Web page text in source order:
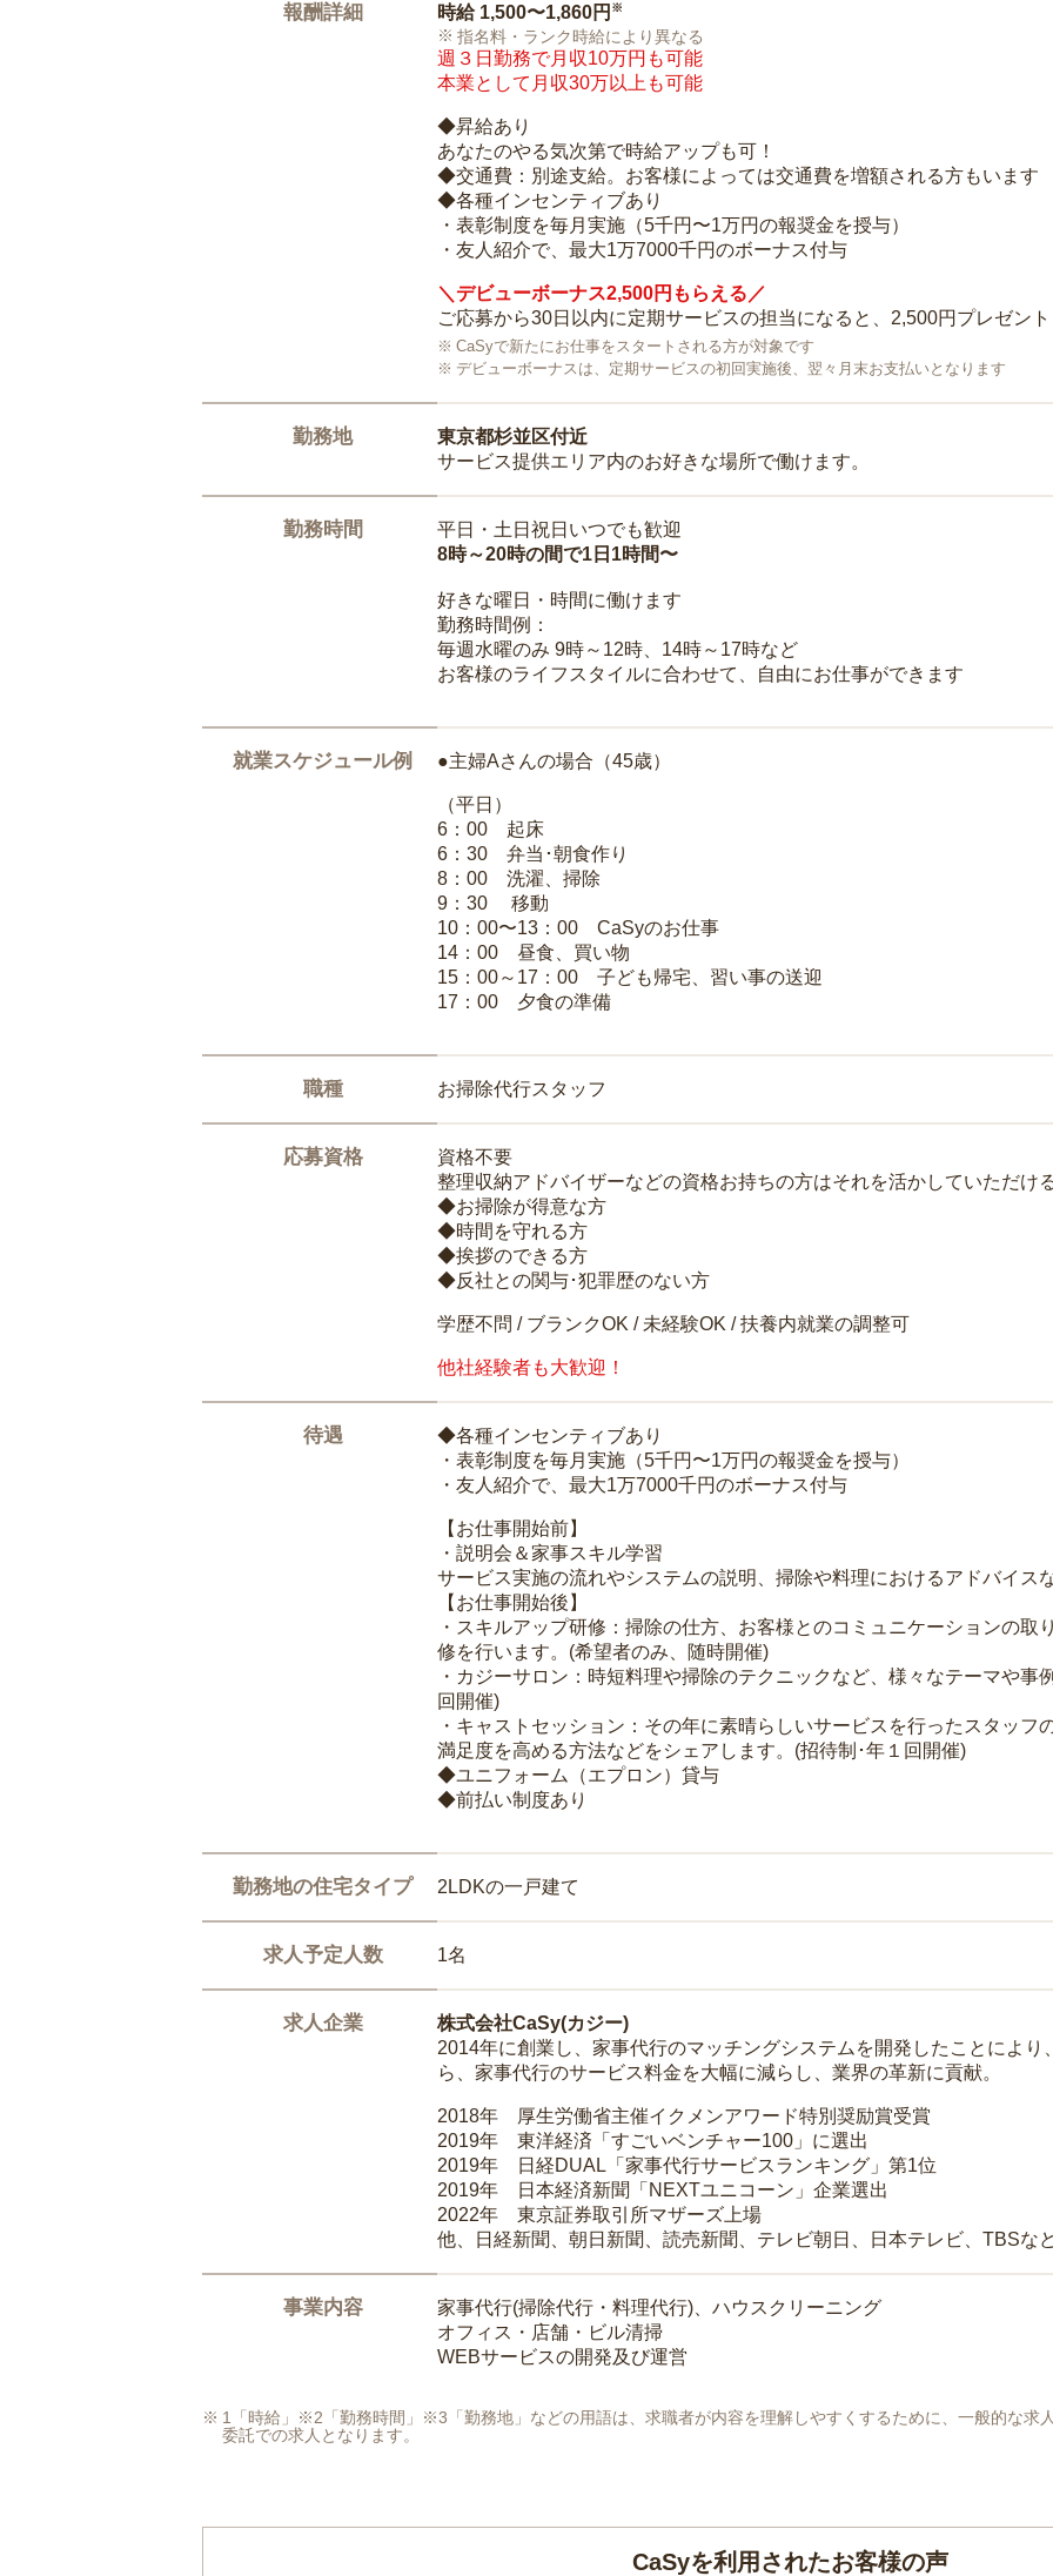
報酬詳細 時給 1,500〜1,860円 ※
指名料・ランク時給により異なる
週３日勤務で月収10万円も可能
本業として月収30万以上も可能
◆昇給あり
あなたのやる気次第で時給アップも可！
◆交通費：別途支給。お客様によっては交通費を増額される方もいます
◆各種インセンティブあり
・表彰制度を毎月実施（5千円〜1万円の報奨金を授与）
・友人紹介で、最大1万7000千円のボーナス付与
＼デビューボーナス2,500円もらえる／
ご応募から30日以内に定期サービスの担当になると、2,500円プレゼント
CaSyで新たにお仕事をスタートされる方が対象です
デビューボーナスは、定期サービスの初回実施後、翌々月末お支払いとなります
勤務地
東京都杉並区付近
サービス提供エリア内のお好きな場所で働けます。
勤務時間
平日・土日祝日いつでも歓迎
8時～20時の間で1日1時間〜
好きな曜日・時間に働けます
勤務時間例：
毎週水曜のみ 9時～12時、14時～17時など
お客様のライフスタイルに合わせて、自由にお仕事ができます
就業スケジュール例 ●主婦Aさんの場合（45歳）
（平日）
6：00 起床
6：30 弁当･朝食作り
8：00 洗濯、掃除
9：30 移動
10：00〜13：00 CaSyのお仕事
14：00 昼食、買い物
15：00～17：00 子ども帰宅、習い事の送迎
17：00 夕食の準備
職種 お掃除代行スタッフ
応募資格
資格不要
整理収納アドバイザーなどの資格お持ちの方はそれを活かしていただけ
◆お掃除が得意な方
◆時間を守れる方
◆挨拶のできる方
◆反社との関与･犯罪歴のない方
学歴不問 / ブランクOK / 未経験OK / 扶養内就業の調整可
他社経験者も大歓迎！
待遇
◆各種インセンティブあり
・表彰制度を毎月実施（5千円〜1万円の報奨金を授与）
・友人紹介で、最大1万7000千円のボーナス付与
【お仕事開始前】
・説明会＆家事スキル学習
サービス実施の流れやシステムの説明、掃除や料理におけるアドバイス
【お仕事開始後】
・スキルアップ研修：掃除の仕方、お客様とのコミュニケーションの
修を行います。(希望者のみ、随時開催)
・カジーサロン：時短料理や掃除のテクニックなど、様々なテーマや事
回開催)
・キャストセッション：その年に素晴らしいサービスを行ったスタッ
満足度を高める方法などをシェアします。(招待制･年１回開催)
◆ユニフォーム（エプロン）貸与
◆前払い制度あり
勤務地の住宅タイプ 2LDKの一戸建て
求人予定人数 1名
求人企業
株式会社CaSy(カジー)
2014年に創業し、家事代行のマッチングシステムを開発したことによ
ら、家事代行のサービス料金を大幅に減らし、業界の革新に貢献。
2018年 厚生労働省主催イクメンアワード特別奨励賞受賞
2019年 東洋経済「すごいベンチャー100」に選出
2019年 日経DUAL「家事代行サービスランキング」第1位
2019年 日本経済新聞「NEXTユニコーン」企業選出
2022年 東京証券取引所マザーズ上場
他、日経新聞、朝日新聞、読売新聞、テレビ朝日、日本テレビ、TBSな
事業内容
家事代行(掃除代行・料理代行)、ハウスクリーニング
オフィス・店舗・ビル清掃
WEBサービスの開発及び運営
1「時給」※2「勤務時間」※3「勤務地」などの用語は、求職者が内容を理解しやすくするために、一般的な求
委託での求人となります。
CaSyを利用されたお客様の声